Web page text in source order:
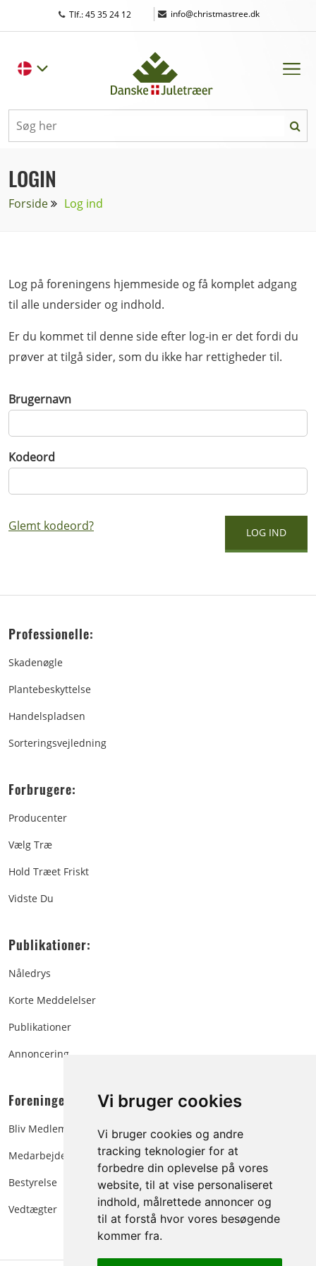
Vi bruger cookies
Vi bruger cookies og andre
tracking teknologier for at
forbedre din oplevelse på vores
website, til at vise personaliseret
indhold, målrettede annoncer og
til at forstå hvor vores besøgende
kommer fra.
Tlf.: 45 35 24 12 | info@christmastree.dk
LOGIN
Forside Log ind
Log på foreningens hjemmeside og få komplet adgang
til alle undersider og indhold.
Er du kommet til denne side efter log-in er det fordi du
prøver at tilgå sider, som du ikke har rettigheder til.
Brugernavn
Kodeord
Glemt kodeord?
Professionelle:
Skadenøgle
Plantebeskyttelse
Handelspladsen
Sorteringsvejledning
Forbrugere:
Producenter
Vælg Træ
Hold Træet Friskt
Vidste Du
Publikationer:
Nåledrys
Korte Meddelelser
Publikationer
Annoncering
Foreningen:
Bliv Medlem
Medarbejdere
Bestyrelse
Vedtægter